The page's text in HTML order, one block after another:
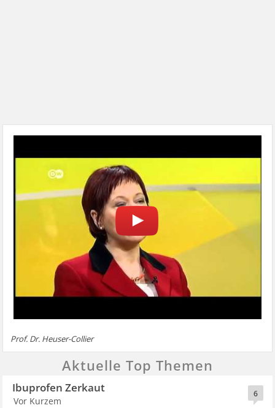
Prof. Dr. Heuser-Collier
Aktuelle Top Themen
6
Ibuprofen Zerkaut
Vor Kurzem